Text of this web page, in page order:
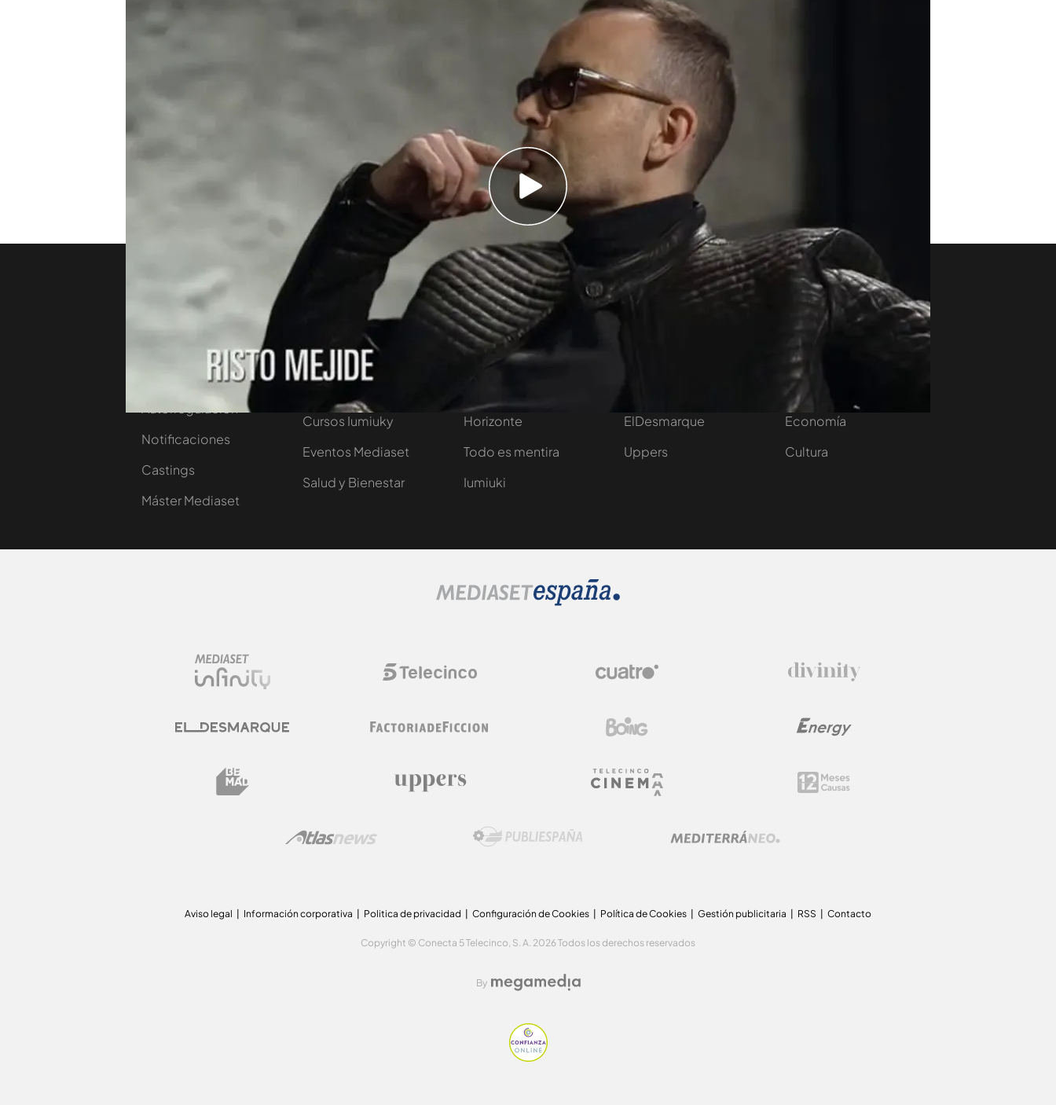
Iñaki Anasagasti y el cantante Loquillo son los invitados de esta semana en
Programas online
Nosotros
Contacta
Trabaja en nuestro
Notificaciones
Castings
Máster Mediaset
Corporativo
Ofertas y regalos
Cursos Iumiuky
Eventos Mediaset
Salud y Bienestar
Programas
First Dates
En boca de todos
Horizonte
Todo es mentira
Iumiuki
Más de Mediaset
ElDesmarque
Uppers
Noticias Cuatro
Nacional
Internacional
Sociedad
Economía
Cultura
Aviso legal Información corporativa Politica de privacidad Configuración de Cookies Política de Cookies Gestión publicitaria RSS Contacto
Copyright © Conecta 5 Telecinco, S. A. 2026 Todos los derechos reservados
By